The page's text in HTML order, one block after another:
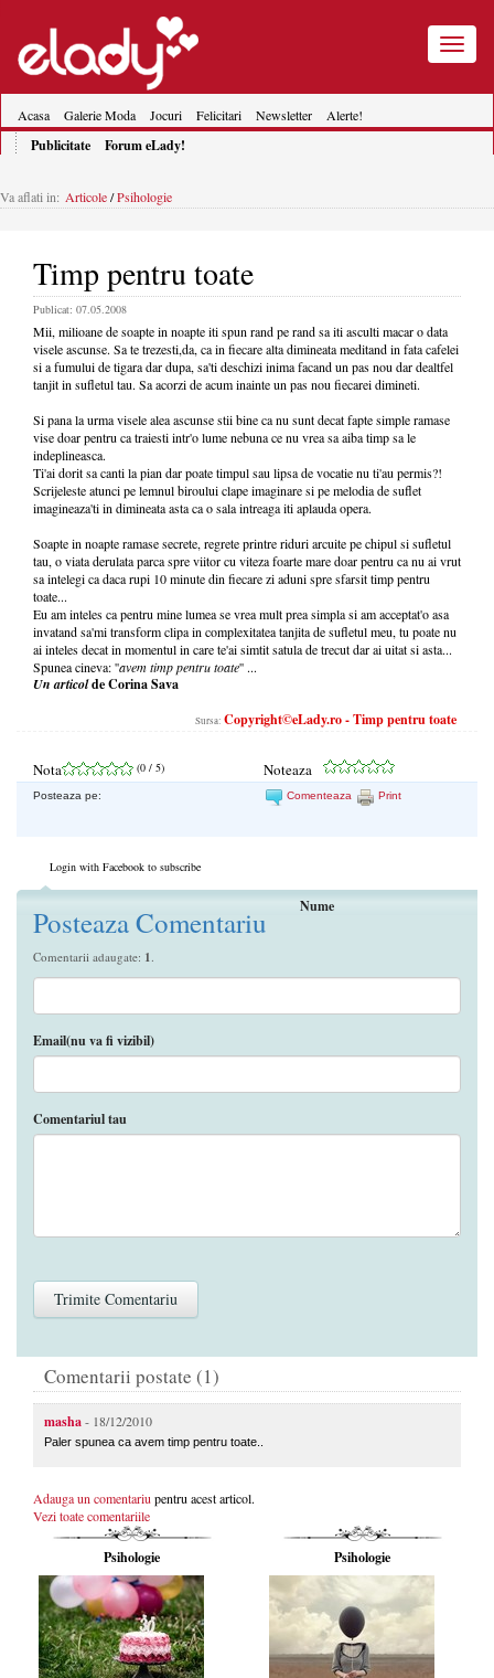
Toggle
Acasa Galerie Moda Jocuri Felicitari Newsletter Alerte!
Publicitate Forum eLady!
Va aflati in: Articole/Psihologie
Timp pentru toate
Publicat: 07.05.2008
Mii, milioane de soapte in noapte iti spun rand pe rand sa iti asculti macar o data
visele ascunse. Sa te trezesti,da, ca in fiecare alta dimineata meditand in fata cafelei
si a fumului de tigara dar dupa, sa'ti deschizi inima facand un pas nou dar dealtfel
tanjit in sufletul tau. Sa acorzi de acum inainte un pas nou fiecarei dimineti.
Si pana la urma visele alea ascunse stii bine ca nu sunt decat fapte simple ramase
vise doar pentru ca traiesti intr'o lume nebuna ce nu vrea sa aiba timp sa le
indeplineasca.
Ti'ai dorit sa canti la pian dar poate timpul sau lipsa de vocatie nu ti'au permis?!
Scrijeleste atunci pe lemnul biroului clape imaginare si pe melodia de suflet
imagineaza'ti in dimineata asta ca o sala intreaga iti aplauda opera.
Soapte in noapte ramase secrete, regrete printre riduri arcuite pe chipul si sufletul
tau, o viata derulata parca spre viitor cu viteza foarte mare doar pentru ca nu ai vrut
sa intelegi ca daca rupi 10 minute din fiecare zi aduni spre sfarsit timp pentru
toate...
Eu am inteles ca pentru mine lumea se vrea mult prea simpla si am acceptat'o asa
invatand sa'mi transform clipa in complexitatea tanjita de sufletul meu, tu poate nu
ai inteles decat in momentul in care te'ai simtit satula de trecut dar ai uitat si asta...
Spunea cineva: ''avem timp pentru toate'' ...
Un articoldeCorina Sava
Sursa: Copyright©eLady.ro - Timp pentru toate
Nota (0 / 5) Noteaza
Posteaza pe: Comenteaza Print
Login with Facebook to subscribe
Posteaza Comentariu
Comentarii adaugate: 1.
Nume
Email(nu va fi vizibil)
Comentariul tau
Comentarii postate (1)
masha- 18/12/2010
Paler spunea ca avem timp pentru toate..
Adauga un comentariu pentru acest articol.
Vezi toate comentariile
Psihologie Psihologie